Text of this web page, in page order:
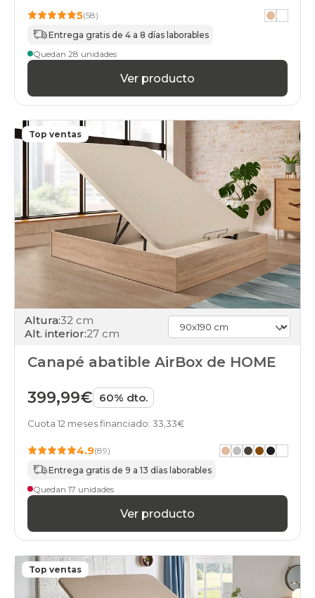
days
abatibles
75x180-
unfrente
black-
canapes-
abatibles
150x180cm
black-
canapes-
black-
days
canapes-
abatibles
75x190-
unfrente
black-
days
canapes-
abatibles
canapes-
150x200cm-
black-
abatibles
unfrente
black-
days
canapes-
abatibles
5(58)
Entrega gratis de 4 a 8 días laborables
Quedan 28 unidades
Ver producto
Top ventas
Altura:32 cm
Alt. interior:27 cm
Canapé abatible AirBox de HOME
399,99€ 60% dto.
Cuota 12 meses financiado: 33,33€
4.9(89)
Entrega gratis de 9 a 13 días laborables
Quedan 17 unidades
Ver producto
Top ventas